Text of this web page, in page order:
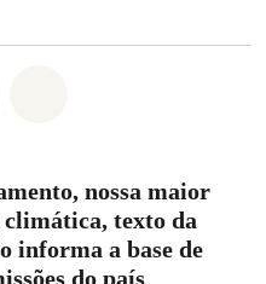
nossa maior
climática, texto da
informa a base de
do país